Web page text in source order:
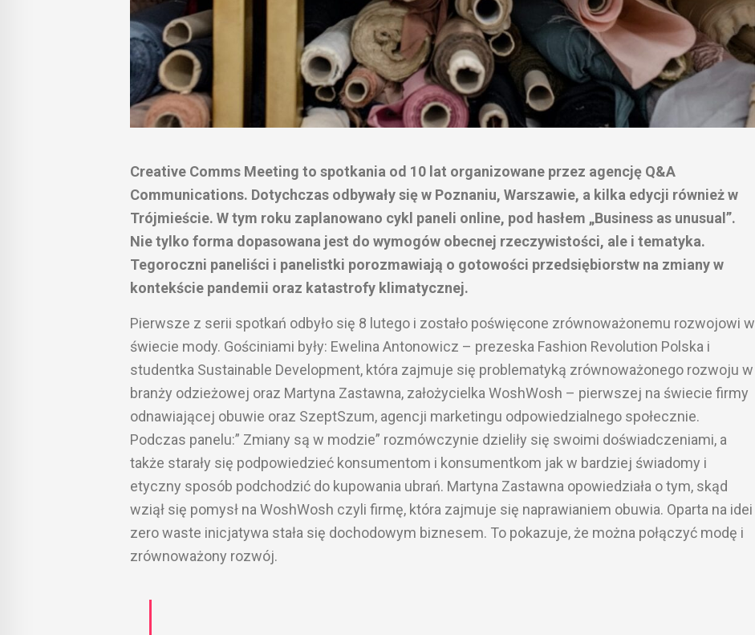
Creative Comms Meeting to spotkania od 10 lat organizowane przez agencję Q&A
Communications. Dotychczas odbywały się w Poznaniu, Warszawie, a kilka edycji również w
Trójmieście. W tym roku zaplanowano cykl paneli online, pod hasłem „Business as unusual”.
Nie tylko forma dopasowana jest do wymogów obecnej rzeczywistości, ale i tematyka.
Tegoroczni paneliści i panelistki porozmawiają o gotowości przedsiębiorstw na zmiany w
kontekście pandemii oraz katastrofy klimatycznej.
Pierwsze z serii spotkań odbyło się 8 lutego i zostało poświęcone zrównoważonemu rozwojowi w
świecie mody. Gościniami były: Ewelina Antonowicz – prezeska Fashion Revolution Polska i
studentka Sustainable Development, która zajmuje się problematyką zrównoważonego rozwoju w
branży odzieżowej oraz Martyna Zastawna, założycielka WoshWosh – pierwszej na świecie firmy
odnawiającej obuwie oraz SzeptSzum, agencji marketingu odpowiedzialnego społecznie.
Podczas panelu:” Zmiany są w modzie” rozmówczynie dzieliły się swoimi doświadczeniami, a
także starały się podpowiedzieć konsumentom i konsumentkom jak w bardziej świadomy i
etyczny sposób podchodzić do kupowania ubrań. Martyna Zastawna opowiedziała o tym, skąd
wziął się pomysł na WoshWosh czyli firmę, która zajmuje się naprawianiem obuwia. Oparta na idei
zero waste inicjatywa stała się dochodowym biznesem. To pokazuje, że można połączyć modę i
zrównoważony rozwój.